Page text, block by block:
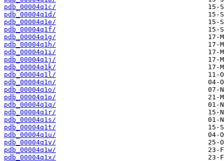
pdb_00004q1c/
pdb_00004q1d/
pdb_00004q1e/
pdb_00004q1f/
pdb_00004q1g/
pdb_00004q1h/
pdb_00004q1i/
pdb_00004q1j/
pdb_00004q1k/
pdb_00004q1l/
pdb_00004q1n/
pdb_00004q1o/
pdb_00004q1p/
pdb_00004q1q/
pdb_00004q1r/
pdb_00004q1s/
pdb_00004q1t/
pdb_00004q1u/
pdb_00004q1v/
pdb_00004q1w/
pdb_00004q1x/